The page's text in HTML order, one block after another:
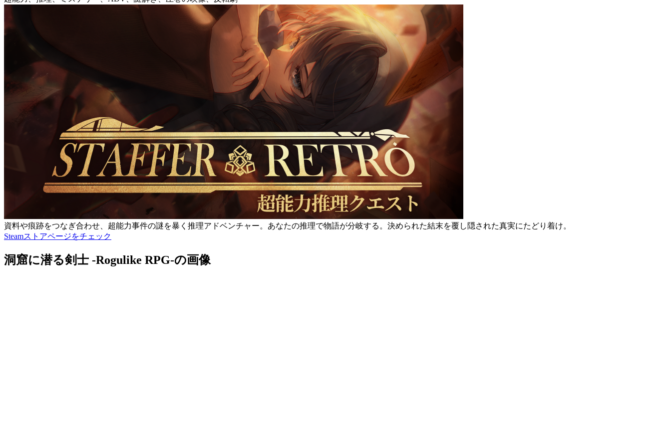
資料や痕跡をつなぎ合わせ、超能力事件の謎を暴く推理アドベンチャー。あなたの推理で物語が分岐する。決められた結末を覆し隠された真実にたどり着け。
Steamストアページをチェック
洞窟に潜る剣士 -Rogulike RPG-の画像